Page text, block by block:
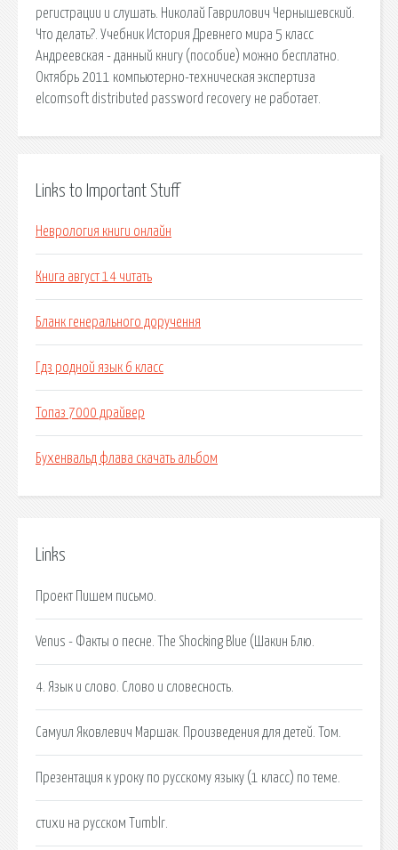
регистрации и слушать. Николай Гаврилович Чернышевский.
Что делать?. Учебник История Древнего мира 5 класс
Андреевская - данный книгу (пособие) можно бесплатно.
Октябрь 2011 компьютерно-техническая экспертиза
elcomsoft distributed password recovery не работает.
Links to Important Stuff
Неврология книги онлайн
Книга август 14 читать
Бланк генерального доручення
Гдз родной язык 6 класс
Топаз 7000 драйвер
Бухенвальд флава скачать альбом
Links
Проект Пишем письмо.
Venus - Факты о песне. The Shocking Blue (Шакин Блю.
4. Язык и слово. Слово и словесность.
Самуил Яковлевич Маршак. Произведения для детей. Том.
Презентация к уроку по русскому языку (1 класс) по теме.
стихи на русском Tumblr.